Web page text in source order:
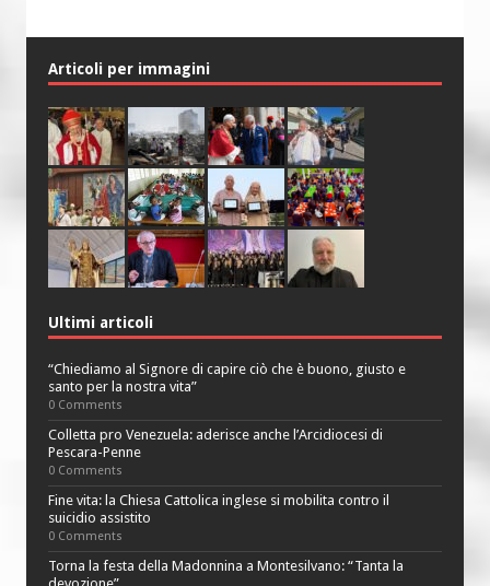
Articoli per immagini
Ultimi articoli
“Chiediamo al Signore di capire ciò che è buono, giusto e
santo per la nostra vita”
0 Comments
Colletta pro Venezuela: aderisce anche l’Arcidiocesi di
Pescara-Penne
0 Comments
Fine vita: la Chiesa Cattolica inglese si mobilita contro il
suicidio assistito
0 Comments
Torna la festa della Madonnina a Montesilvano: “Tanta la